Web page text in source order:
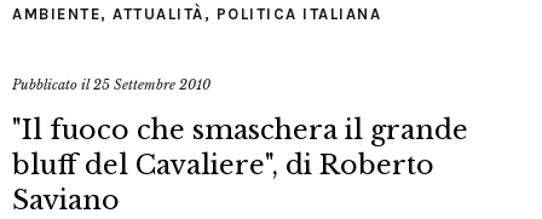
AMBIENTE, ATTUALITÀ , POLITICA ITALIANA
Pubblicato il25 Settembre 2010
"Il fuoco che smaschera il grande
bluff del Cavaliere", di Roberto
Saviano